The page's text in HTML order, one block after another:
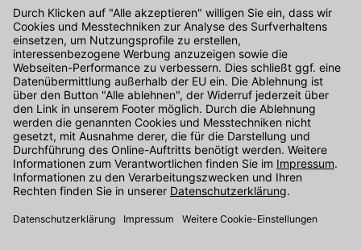
Kontakt
Unser Onlineshop Team ist montags bis freitags von 08:00 - 17:00
Uhr unter der Telefonnummer07071 / 151-151für Sie erreichbar.
Alternativ können Sie unser Kontaktformular nutzen.
Den Kontakt direkt in unsere Niederlassungen finden Sie